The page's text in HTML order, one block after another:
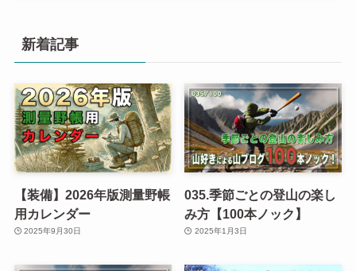
新着記事
【装備】2026年版測量野帳
用カレンダー
2025年9月30日
035.季節ごとの登山の楽し
み方【100本ノック】
2025年1月3日